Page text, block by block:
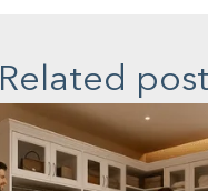
Related